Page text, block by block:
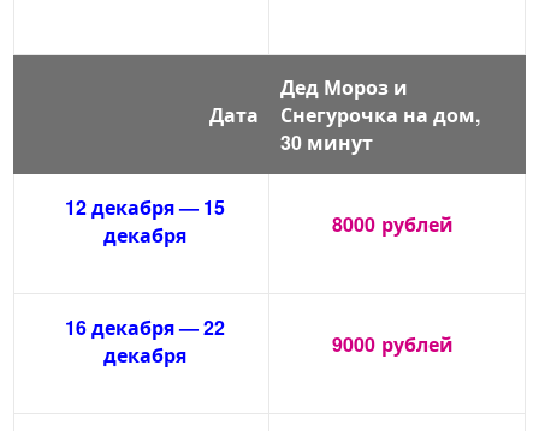
Дата
Дед Мороз и
Снегурочка на дом,
30 минут
12 декабря — 15
декабря
8000 рублей
16 декабря — 22
декабря
9000 рублей